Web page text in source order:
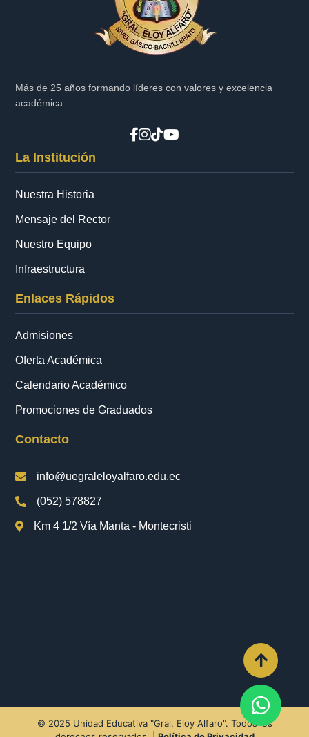
Más de 25 años formando líderes con valores y excelencia
académica.
La Institución
Nuestra Historia
Mensaje del Rector
Nuestro Equipo
Infraestructura
Enlaces Rápidos
Admisiones
Oferta Académica
Calendario Académico
Promociones de Graduados
Contacto
info@uegraleloyalfaro.edu.ec
(052) 578827
Km 4 1/2 Vía Manta - Montecristi
© 2025 Unidad Educativa "Gral. Eloy Alfaro". Todos los